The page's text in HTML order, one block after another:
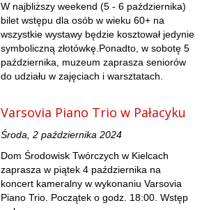
W najbliższy weekend (5 - 6 października)
bilet wstępu dla osób w wieku 60+ na
wszystkie wystawy będzie kosztował jedynie
symboliczną złotówkę.Ponadto, w sobotę 5
października, muzeum zaprasza seniorów
do udziału w zajęciach i warsztatach.
Varsovia Piano Trio w Pałacyku
Środa, 2 października 2024
Dom Środowisk Twórczych w Kielcach
zaprasza w piątek 4 października na
koncert kameralny w wykonaniu Varsovia
Piano Trio. Początek o godz. 18:00. Wstęp